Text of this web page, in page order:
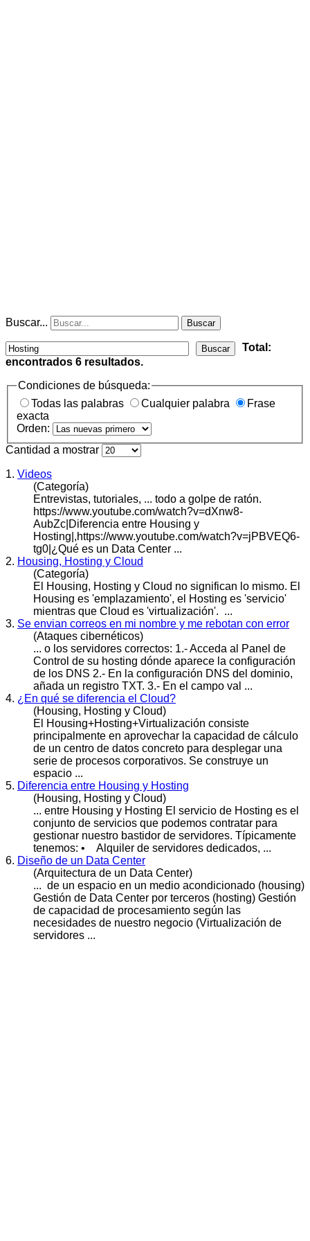
Buscar... Buscar
Buscar
Total:
encontrados 6 resultados.
Condiciones de búsqueda:
Todas las palabras
Cualquier palabra
Frase
exacta
Orden:
Cantidad a mostrar
1. Videos
(Categoría)
Entrevistas, tutoriales, ... todo a golpe de ratón.
https://www.youtube.com/watch?v=dXnw8-
AubZc|Diferencia entre Housing y
Hosting |,https://www.youtube.com/watch?v=jPBVEQ6-
tg0|¿Qué es un Data Center ...
2. Housing, Hosting y Cloud
(Categoría)
El Housing, Hosting y Cloud no significan lo mismo. El
Housing es 'emplazamiento', el Hosting es 'servicio'
mientras que Cloud es 'virtualización'. ...
3. Se envian correos en mi nombre y me rebotan con error
(Ataques cibernéticos)
... o los servidores correctos: 1.- Acceda al Panel de
Control de su hosting dónde aparece la configuración
de los DNS 2.- En la configuración DNS del dominio,
añada un registro TXT. 3.- En el campo val ...
4. ¿En qué se diferencia el Cloud?
(Housing, Hosting y Cloud)
El Housing+Hosting+Virtualización consiste
principalmente en aprovechar la capacidad de cálculo
de un centro de datos concreto para desplegar una
serie de procesos corporativos. Se construye un
espacio ...
5. Diferencia entre Housing y Hosting
(Housing, Hosting y Cloud)
... entre Housing y Hosting El servicio de Hosting es el
conjunto de servicios que podemos contratar para
gestionar nuestro bastidor de servidores. Típicamente
tenemos: • Alquiler de servidores dedicados, ...
6. Diseño de un Data Center
(Arquitectura de un Data Center)
... de un espacio en un medio acondicionado (housing)
Gestión de Data Center por terceros (hosting) Gestión
de capacidad de procesamiento según las
necesidades de nuestro negocio (Virtualización de
servidores ...